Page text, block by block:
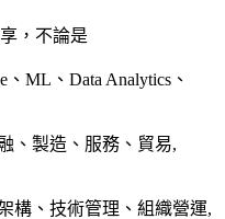
，不論是
、ML、Data Analytics、
、製造、服務、貿易,
構、技術管理、組織營運,